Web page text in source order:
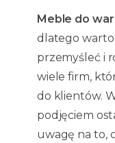
Meble do
dlatego
przemyśleć i
wiele firm,
do klientów.
podjęciem
uwagę na to,